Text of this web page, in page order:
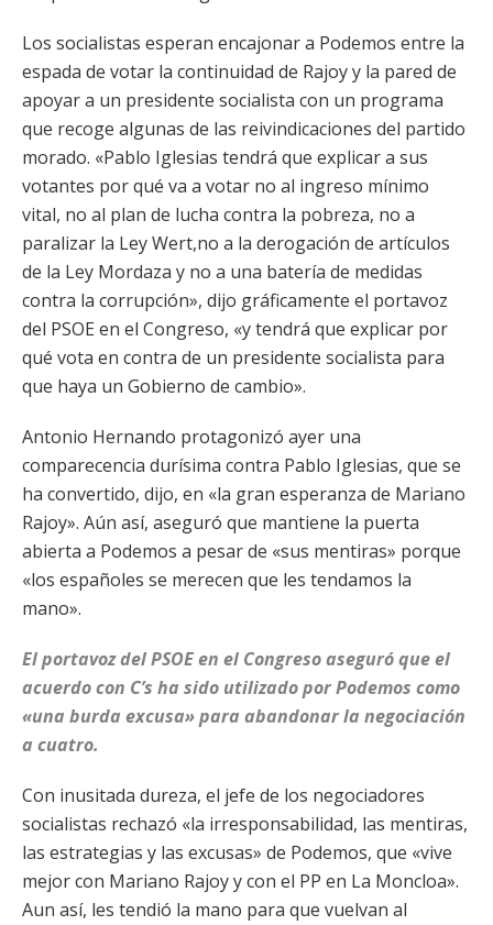
Los socialistas esperan encajonar a Podemos entre la
espada de votar la continuidad de Rajoy y la pared de
apoyar a un presidente socialista con un programa
que recoge algunas de las reivindicaciones del partido
morado. «Pablo Iglesias tendrá que explicar a sus
votantes por qué va a votar no al ingreso mínimo
vital, no al plan de lucha contra la pobreza, no a
paralizar la Ley Wert,no a la derogación de artículos
de la Ley Mordaza y no a una batería de medidas
contra la corrupción», dijo gráficamente el portavoz
del PSOE en el Congreso, «y tendrá que explicar por
qué vota en contra de un presidente socialista para
que haya un Gobierno de cambio».
Antonio Hernando protagonizó ayer una
comparecencia durísima contra Pablo Iglesias, que se
ha convertido, dijo, en «la gran esperanza de Mariano
Rajoy». Aún así, aseguró que mantiene la puerta
abierta a Podemos a pesar de «sus mentiras» porque
«los españoles se merecen que les tendamos la
mano».
El portavoz del PSOE en el Congreso aseguró que el
acuerdo con C’s ha sido utilizado por Podemos como
«una burda excusa» para abandonar la negociación
a cuatro.
Con inusitada dureza, el jefe de los negociadores
socialistas rechazó «la irresponsabilidad, las mentiras,
las estrategias y las excusas» de Podemos, que «vive
mejor con Mariano Rajoy y con el PP en La Moncloa».
Aun así, les tendió la mano para que vuelvan al